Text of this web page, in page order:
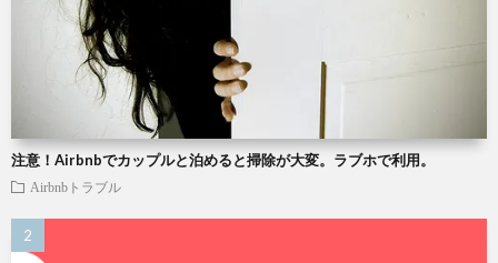
注意！Airbnbでカップルと泊めると掃除が大変。ラブホで利用。
Airbnbトラブル